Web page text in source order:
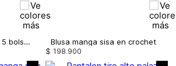
Jean palazo tiro alto, 5 bolsillos
Blusa manga sisa en crochet
$ 198 900